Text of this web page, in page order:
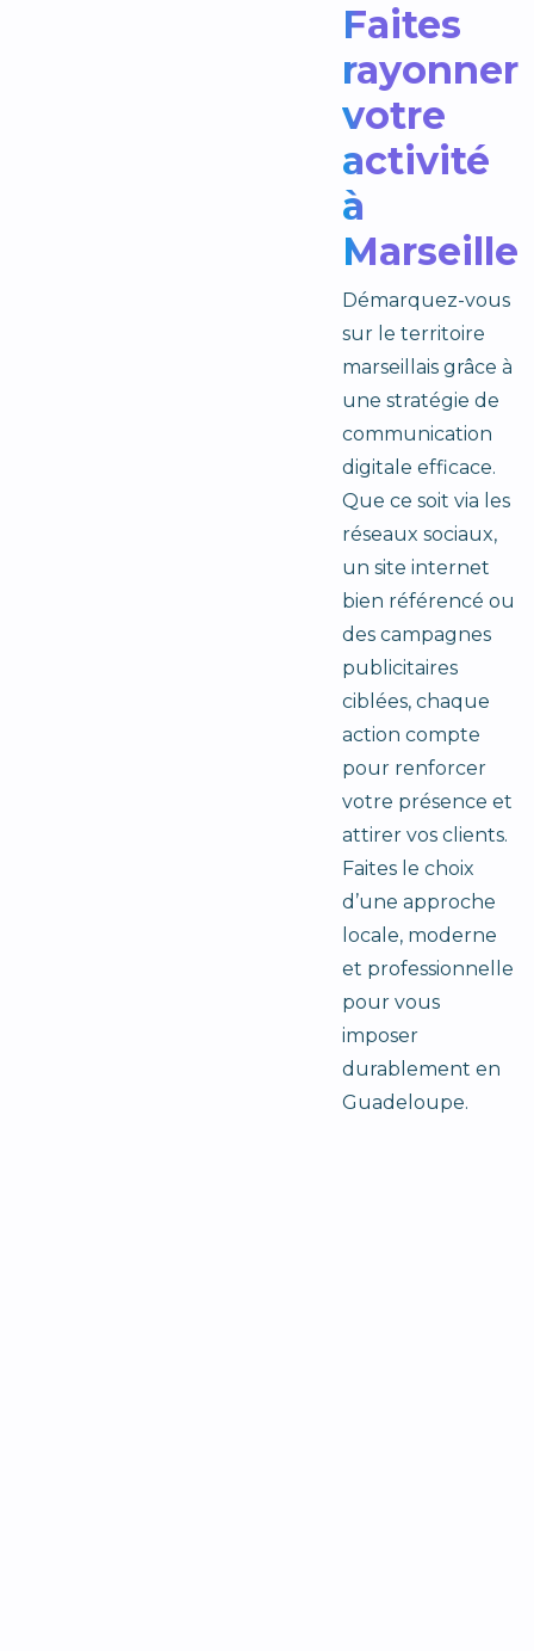
Faites
rayonner
votre
activité
à
Marseille
Démarquez-vous
sur le territoire
marseillais grâce à
une stratégie de
communication
digitale efficace.
Que ce soit via les
réseaux sociaux,
un site internet
bien référencé ou
des campagnes
publicitaires
ciblées, chaque
action compte
pour renforcer
votre présence et
attirer vos clients.
Faites le choix
d’une approche
locale, moderne
et professionnelle
pour vous
imposer
durablement en
Guadeloupe.